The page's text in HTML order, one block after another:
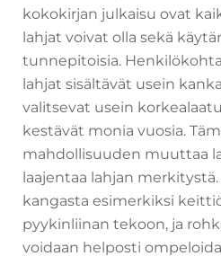
kokokirjan julkaisu ovat
lahjat voivat olla sekä
tunnepitoisia.
lahjat sisältävät usein
valitsevat usein
kestävät monia vuosia.
mahdollisuuden muuttaa
laajentaa lahjan
kangasta esimerkiksi
pyykinliinan tekoon, ja
voidaan helposti